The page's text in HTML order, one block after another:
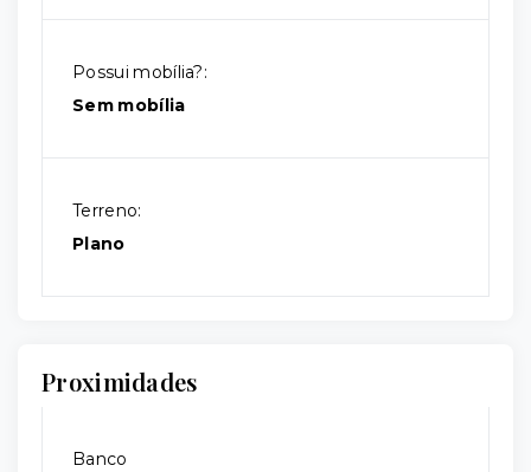
Possui mobília?:
Sem mobília
Terreno:
Plano
Proximidades
Banco